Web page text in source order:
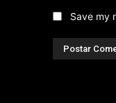
Save my